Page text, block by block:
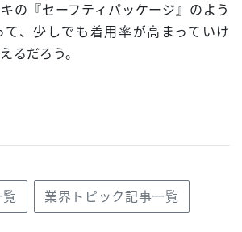
の『セーフティパッケージ』のよう
、少しでも着用率が高まっていけ
るだろう。
覧 業界トピック記事一覧